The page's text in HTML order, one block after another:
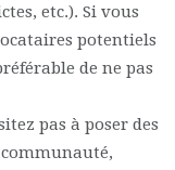
etc.). Si vous
potentiels
de ne pas
pas à poser des